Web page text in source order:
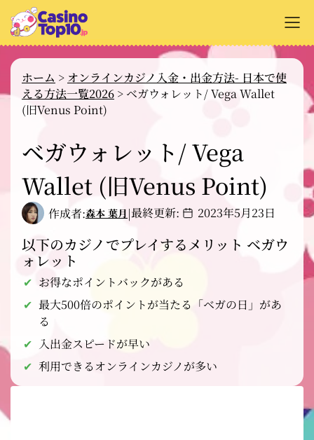
カジノサイトのレビュー
カジノゲーム解説
無料ゲーム
ホーム > オンラインカジノ入金・出金方法- 日本で使
える方法一覧2026 > ベガウォレット/ Vega Wallet
(旧Venus Point)
ベガウォレット/ Vega
Wallet (旧Venus Point)
作成者:森本 葉月 |最終更新: 2023年5月23日
以下のカジノでプレイするメリット ベガウ
ォレット
お得なポイントバックがある
最大500倍のポイントが当たる「ベガの日」があ
る
入出金スピードが早い
利用できるオンラインカジノが多い